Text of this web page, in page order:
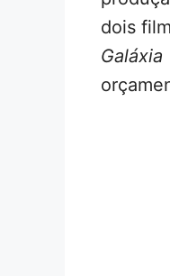
dois
Galáxia